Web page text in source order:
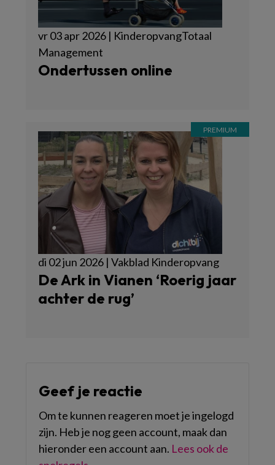
vr 03 apr 2026 | KinderopvangTotaal
Management
Ondertussen online
di 02 jun 2026 | Vakblad Kinderopvang
De Ark in Vianen ‘Roerig jaar
achter de rug’
Geef je reactie
Om te kunnen reageren moet je ingelogd
zijn. Heb je nog geen account, maak dan
hieronder een account aan. Lees ook de